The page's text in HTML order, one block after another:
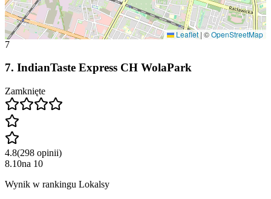
Leaflet | ©OpenStreetMap
7
7. IndianTaste Express CH WolaPark
Zamknięte
4.8(298 opinii)
8.10na 10
Wynik w rankingu Lokalsy